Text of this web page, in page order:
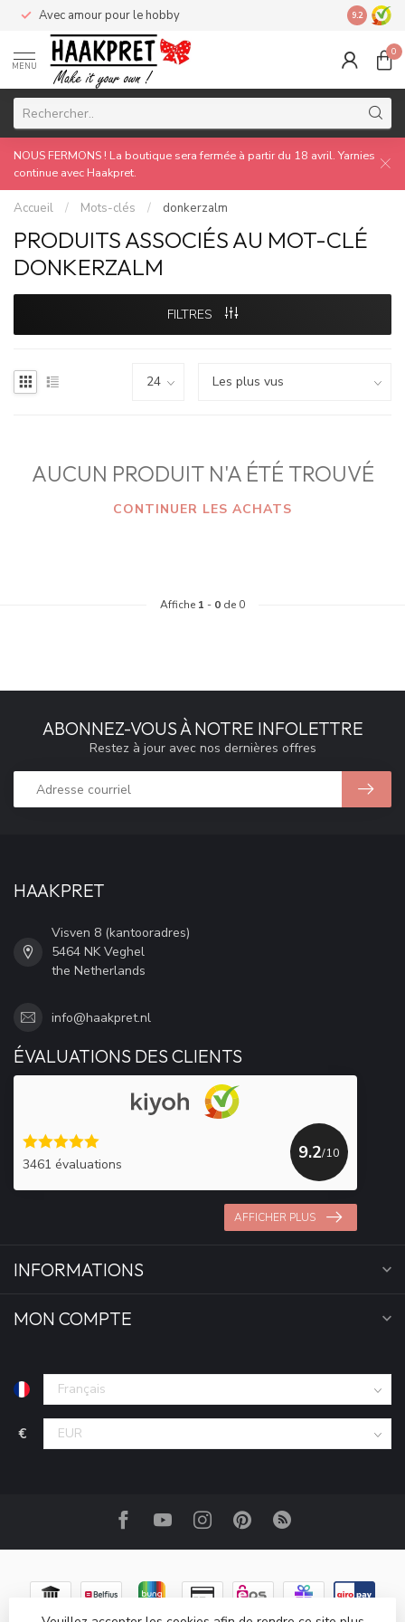
Avec amour pour le hobby Made by
9.2
MENU
0
NOUS FERMONS ! La boutique sera fermée à partir du 18 avril. Yarnies
continue avec Haakpret.
Accueil / Mots-clés / donkerzalm
PRODUITS ASSOCIÉS AU MOT-CLÉ
DONKERZALM
FILTRES
AUCUN PRODUIT N'A ÉTÉ TROUVÉ
CONTINUER LES ACHATS
Affiche 1 - 0 de 0
ABONNEZ-VOUS À NOTRE INFOLETTRE
Restez à jour avec nos dernières offres
HAAKPRET
Visven 8 (kantooradres)
5464 NK Veghel
the Netherlands
info@haakpret.nl
ÉVALUATIONS DES CLIENTS
3461 évaluations
9.2/10
AFFICHER PLUS
INFORMATIONS
MON COMPTE
€